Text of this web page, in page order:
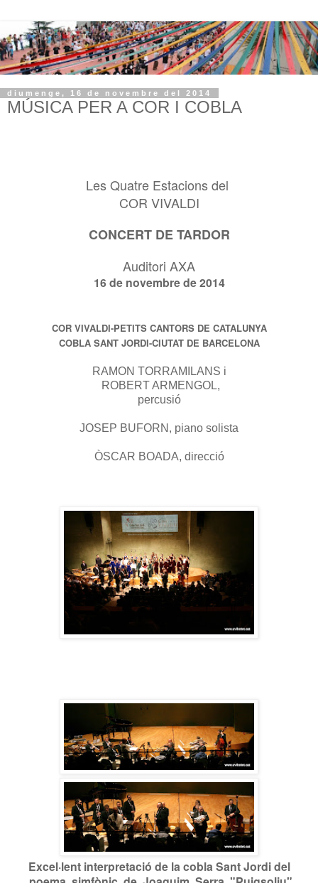
diumenge, 16 de novembre del 2014
MÚSICA PER A COR I COBLA
Les Quatre Estacions del
COR VIVALDI
CONCERT DE TARDOR
Auditori AXA
16 de novembre de 2014
COR VIVALDI-PETITS CANTORS DE CATALUNYA
COBLA SANT JORDI-CIUTAT DE BARCELONA
RAMON TORRAMILANS i
ROBERT ARMENGOL,
percusió
JOSEP BUFORN, piano solista
ÒSCAR BOADA, direcció
Excel·lent interpretació de la cobla Sant Jordi del